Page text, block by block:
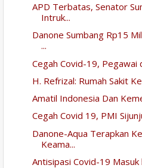
APD Terbatas, Senator
Intruk...
Danone Sumbang Rp15
...
Cegah Covid-19, Pegawai
H. Refrizal: Rumah Sakit
Amatil Indonesia Dan
Cegah Covid 19, PMI
Danone-Aqua Terapkan
Keama...
Antisipasi Covid-19 Masuk